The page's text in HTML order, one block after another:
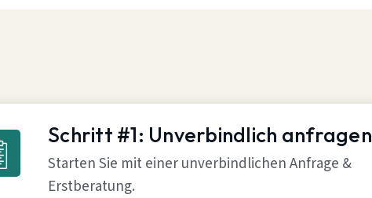
Schritt #1: Unverbindlich anfragen
Starten Sie mit einer unverbindlichen Anfrage &
Erstberatung.